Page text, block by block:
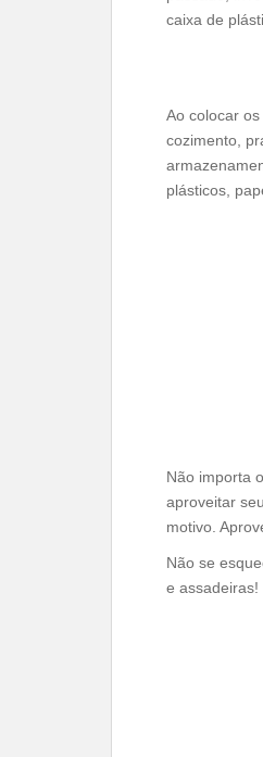
caixa de
Ao colocar
cozimento,
plásticos,
Não importa
aproveitar
motivo.
Não se
e assadeiras!